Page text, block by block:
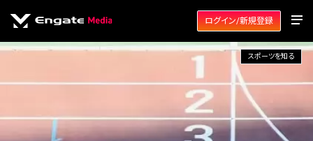
ログイン/新規登録
スポーツを知る